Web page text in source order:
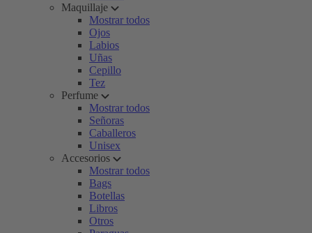
Maquillaje
Mostrar todos
Ojos
Labios
Uñas
Cepillo
Tez
Perfume
Mostrar todos
Señoras
Caballeros
Unisex
Accesorios
Mostrar todos
Bags
Botellas
Libros
Otros